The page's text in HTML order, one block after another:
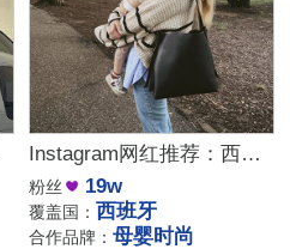
Instagram网红推荐：西班牙母婴时尚博主，亲子穿搭达人合作推荐
粉丝 19w
覆盖国： 西班牙
合作品牌：母婴时尚